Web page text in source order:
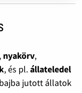
nyakörv,
, és pl.állateledel
jutott állatok